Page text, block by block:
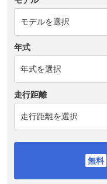
年式
走行距離